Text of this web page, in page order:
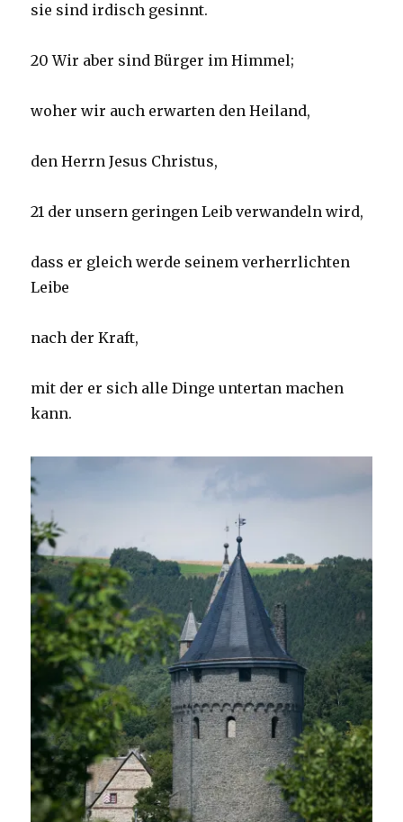
sie sind irdisch gesinnt.
20 Wir aber sind Bürger im Himmel;
woher wir auch erwarten den Heiland,
den Herrn Jesus Christus,
21 der unsern geringen Leib verwandeln wird,
dass er gleich werde seinem verherrlichten
Leibe
nach der Kraft,
mit der er sich alle Dinge untertan machen
kann.